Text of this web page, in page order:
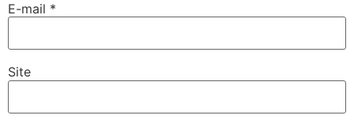
E-mail *
Site